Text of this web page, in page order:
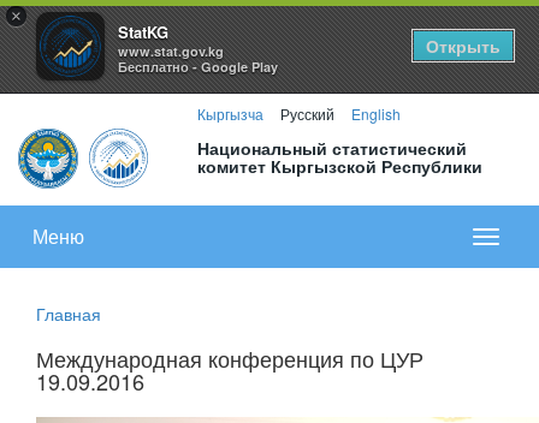
×
StatKG
www.stat.gov.kg
Бесплатно - Google Play
Открыть
Кыргызча Русский English
Национальный статистический
комитет Кыргызской Республики
меню
Меню
Главная
Международная конференция по ЦУР
19.09.2016